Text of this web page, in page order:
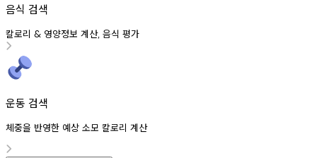
음식 검색
칼로리 & 영양정보 계산, 음식 평가
운동 검색
체중을 반영한 예상 소모 칼로리 계산